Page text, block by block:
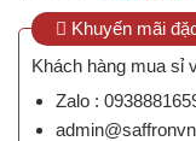
Khuyến mãi
Khách hàng mua sỉ
Zalo :